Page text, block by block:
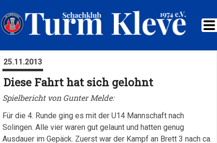
25.11.2013
Diese Fahrt hat sich gelohnt
Spielbericht von Gunter Melde:
Für die 4. Runde ging es mit der U14 Mannschaft nach
Solingen. Alle vier waren gut gelaunt und hatten genug
Ausdauer im Gepäck. Zuerst war der Kampf an Brett 3 nach ca.